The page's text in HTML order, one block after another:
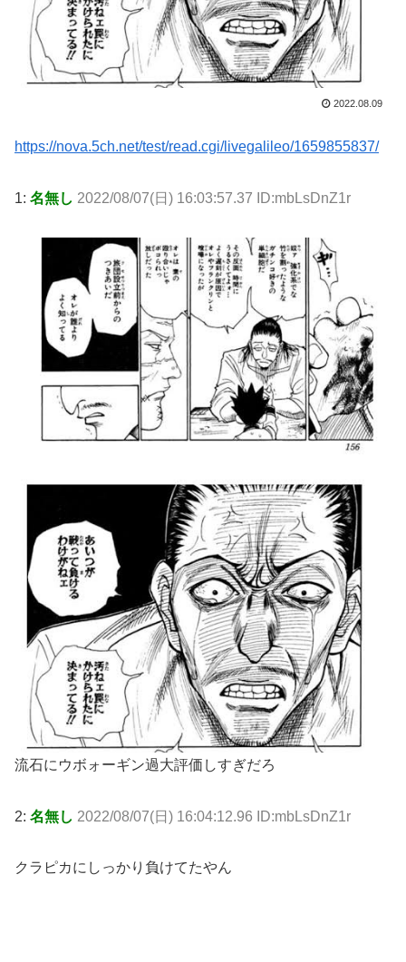
2022.08.09
https://nova.5ch.net/test/read.cgi/livegalileo/1659855837/
1: 名無し 2022/08/07(日) 16:03:57.37 ID:mbLsDnZ1r
流石にウボォーギン過大評価しすぎだろ
2: 名無し 2022/08/07(日) 16:04:12.96 ID:mbLsDnZ1r
クラピカにしっかり負けてたやん